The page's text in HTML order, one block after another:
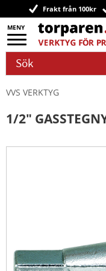
Meny
Frakt från 100kr
VVS VERKTYG
1/2"